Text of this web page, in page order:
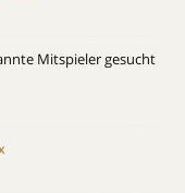
Mitspieler gesucht